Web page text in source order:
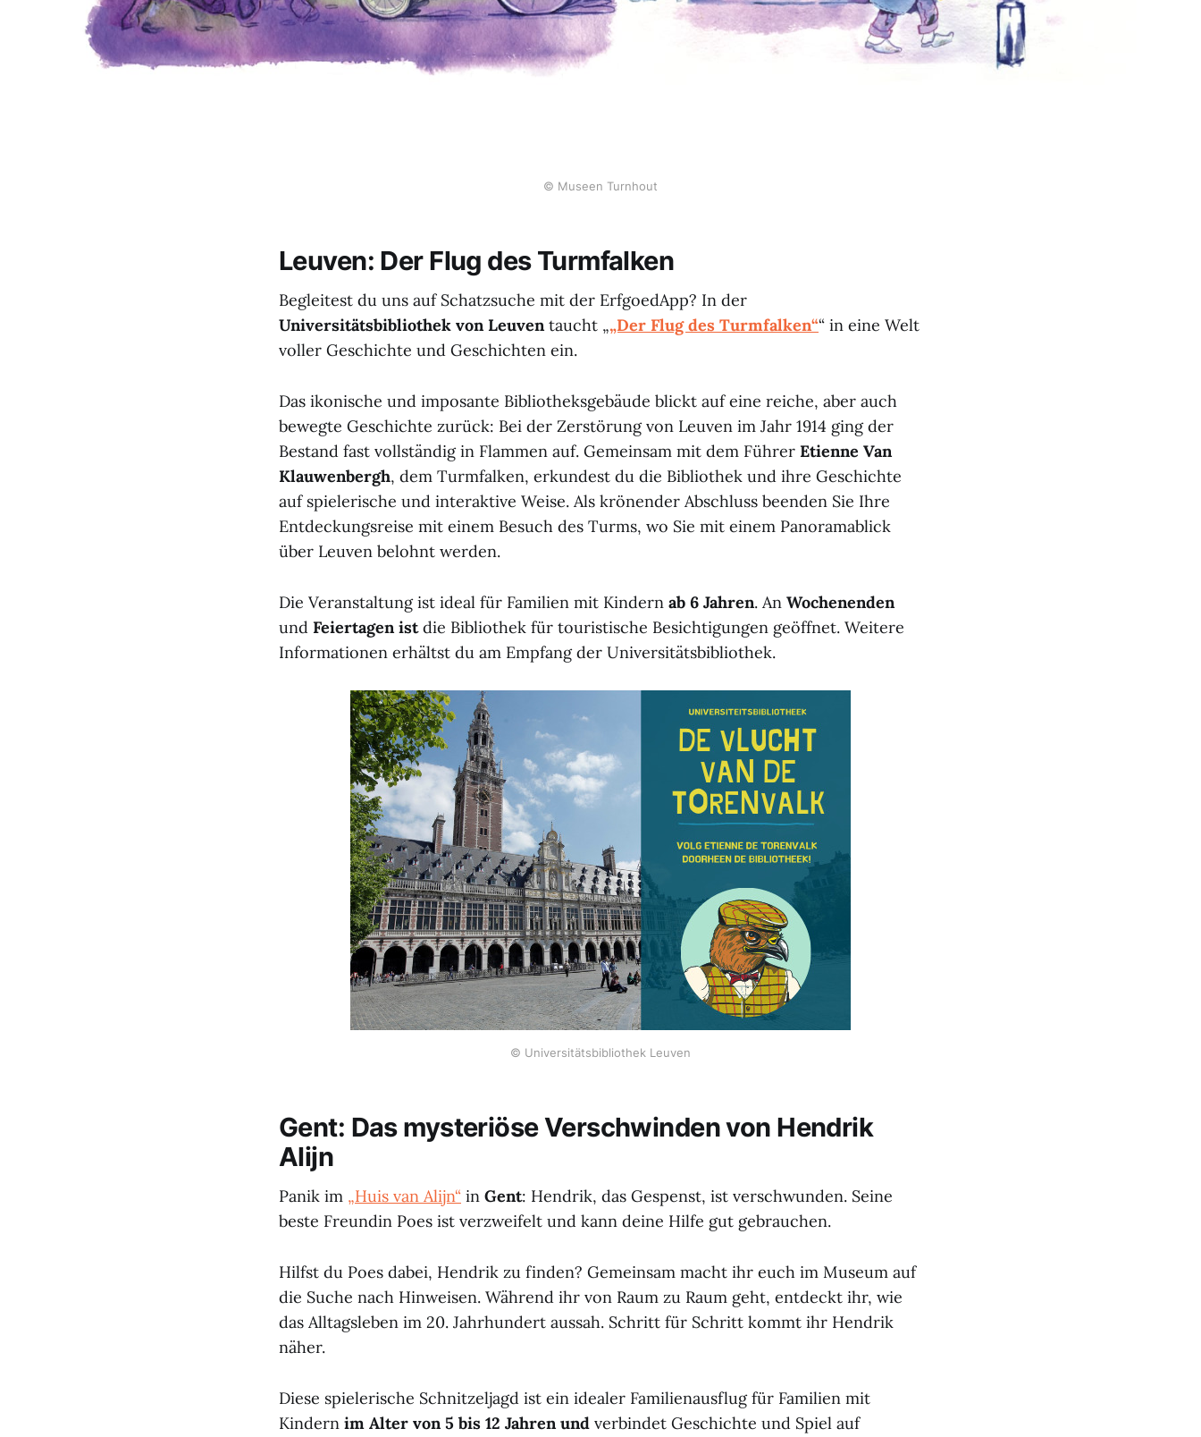
© Museen Turnhout
Leuven: Der Flug des Turmfalken
Begleitest du uns auf Schatzsuche mit der ErfgoedApp? In der
Universitätsbibliothek von Leuventaucht „„Der Flug des Turmfalken““ in eine Welt
voller Geschichte und Geschichten ein.
Das ikonische und imposante Bibliotheksgebäude blickt auf eine reiche, aber auch
bewegte Geschichte zurück: Bei der Zerstörung von Leuven im Jahr 1914 ging der
Bestand fast vollständig in Flammen auf. Gemeinsam mit dem Führer Etienne Van
Klauwenbergh, dem Turmfalken, erkundest du die Bibliothek und ihre Geschichte
auf spielerische und interaktive Weise. Als krönender Abschluss beenden Sie Ihre
Entdeckungsreise mit einem Besuch des Turms, wo Sie mit einem Panoramablick
über Leuven belohnt werden.
Die Veranstaltung ist ideal für Familien mit Kindern ab 6 Jahren. An Wochenenden
und Feiertagen istdie Bibliothek für touristische Besichtigungen geöffnet. Weitere
Informationen erhältst du am Empfang der Universitätsbibliothek.
© Universitätsbibliothek Leuven
Gent: Das mysteriöse Verschwinden von Hendrik
Alijn
Panik im „Huis van Alijn“ in Gent: Hendrik, das Gespenst, ist verschwunden. Seine
beste Freundin Poes ist verzweifelt und kann deine Hilfe gut gebrauchen.
Hilfst du Poes dabei, Hendrik zu finden? Gemeinsam macht ihr euch im Museum auf
die Suche nach Hinweisen. Während ihr von Raum zu Raum geht, entdeckt ihr, wie
das Alltagsleben im 20. Jahrhundert aussah. Schritt für Schritt kommt ihr Hendrik
näher.
Diese spielerische Schnitzeljagd ist ein idealer Familienausflug für Familien mit
Kindern im Alter von 5 bis 12 Jahren und verbindet Geschichte und Spiel auf